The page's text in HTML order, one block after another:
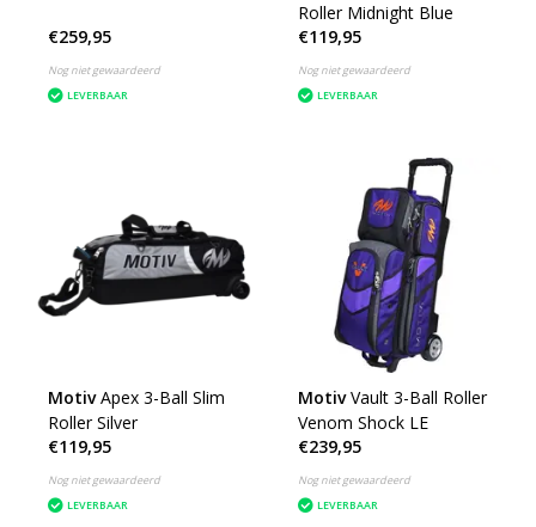
€259,95
Nog niet gewaardeerd
LEVERBAAR
Roller Midnight Blue
€119,95
Nog niet gewaardeerd
LEVERBAAR
Motiv Apex 3-Ball Slim
Roller Silver
€119,95
Nog niet gewaardeerd
LEVERBAAR
Motiv Vault 3-Ball Roller
Venom Shock LE
€239,95
Nog niet gewaardeerd
LEVERBAAR